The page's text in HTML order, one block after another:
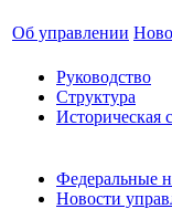
Об управлении
Руководство
Структура
Историческая
Федеральные
Новости